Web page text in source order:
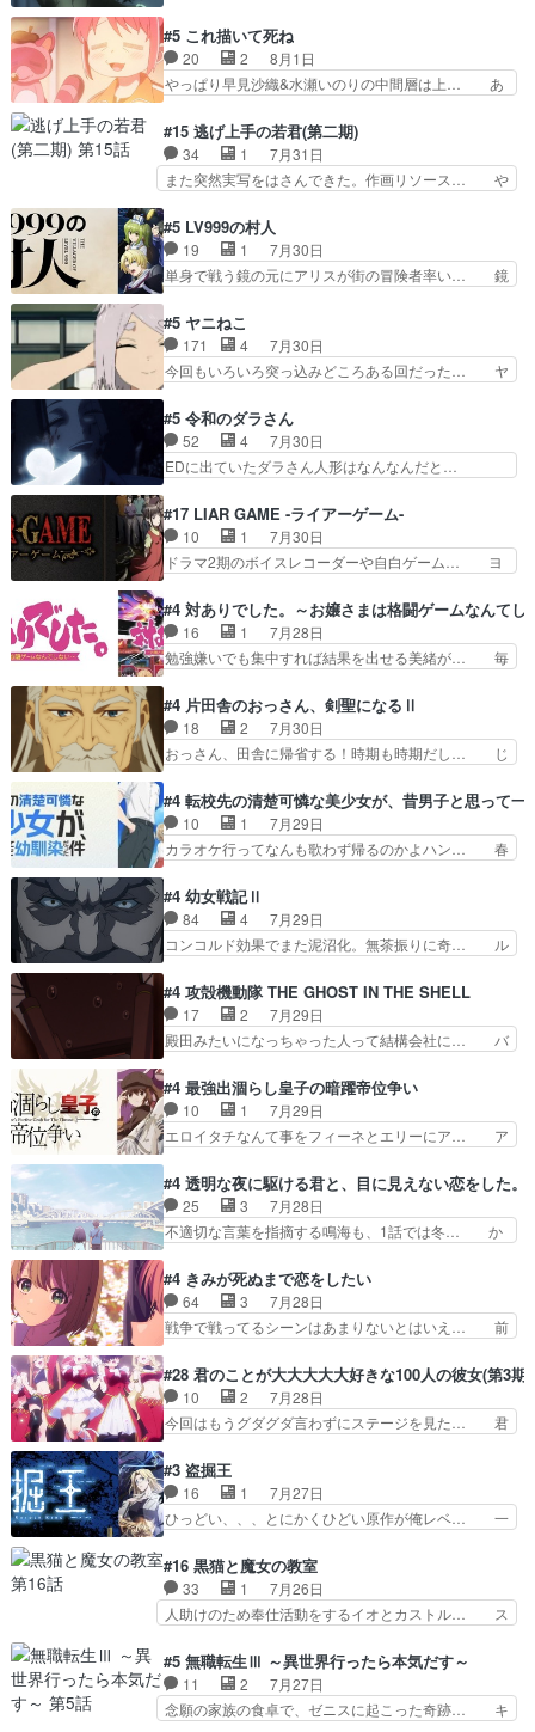
子舞勝負。鬼夜叉は猫の動き… 登場人物の我が強
い。新しい獅子舞に拘って… 第５話を
primevideoで視聴しまし…
も1日お疲れ様でした～───昨晩～今… 幼女に拾
われたお市ちゃんの恩返し。化け猫… 役にて出演
させていただきました。ジョアン… トイ・ストー
リーみたいな始まり。流石に除… 猫相手になんで
し良い話化け猫は油が好物… 今回はあかやし1体
のみで15分。金持ちの… 今更だけど霊が性行為
で祓えることは何とな…
#5 これ描いて死ね
20 2
8月1日
やっぱり早見沙織&水瀬いのりの中間層は上… あ
人物が増えてわいわいしたところが好き… 初コミ
ティアで２０冊刷りは妥当だよね。俺… 藤森さん
のママ向けの漫画で、また涙腺が⋯… 〜漫画に
「想い」をこめよう｣娘に漫画であ… 何回この作
てコミティアっていいなあ。同… コミティア参加
のしおりを徹夜で作る先生(… お母さん、娘にあ
んな漫画描かれたら泣いち…
#15 逃げ上手の若君(第二期)
34 1
7月31日
また突然実写をはさんできた。作画リソース… や
歳まで童貞だと魔法使いになれるという… こっち
の諏訪の三大将もまたクセが強いw色… 頼重が完
全にブレーンだよね毎回敵キャラが… 弧次郎「欲
を我慢して強くなれるなら大飯食… 変化球な演出
ていただきました！最終的に… この高らかなDT
宣言、合田一人に通じるも… この作品は近年稀に
見るおっさんキャラの充…
#5 LV999の村人
19 1
7月30日
単身で戦う鏡の元にアリスが街の冒険者率い… 鏡
なががんばってくれたアリスの父ちゃん… 成長限
界が999である村人と定めた上位存… 大規模バト
ルシーンなのに会話してばっかり… やっぱり勇者
より強かったか笑統率力LV9… 普通の人間の親子
組みか‥Lv200帯の… そのために役割を超越する
者の出現させるた… アリスのお陰で他の勇者達も
共闘してくれ魔…
#5 ヤニねこ
171 4
7月30日
今回もいろいろ突っ込みどころある回だった… ヤ
ちゃんの恋愛話をしたり、タバコを生産… ここう
っすら思ったことズバリ言ってくれて… おかし
い、さわやかだ 世話好きの陰に支配… ヤクねこ
のクワガタ取りの話見て切なくなっ… 普段は選別
れww唐突な作画力の正… なんか今日はかなり一
瞬で終わっちまったっ… 先週と比べてまだまとも
に見えた。4話は過…
#5 令和のダラさん
52 4
7月30日
EDに出ていたダラさん人形はなんなんだと…
惨な過去がきっちり現代に継承されている… ダラ
さんと姉弟の母との出会いの話やはりダ… ダラさ
んの過去話も佳境…げに恐ろしいは人… 第５話感
想：２人の過剰な貢ぎ物?の礼とし… 第５話感
系列が4話と入れ替わってるのね… こんなデカイ
のどうやって運ぶんだよ！？姉… ダラさん、人型
形態にもなれるんか!?w髪…
#17 LIAR GAME -ライアーゲーム-
10 1
7月30日
ドラマ2期のボイスレコーダーや自白ゲーム… ヨ
国の奴らも馬鹿が多いが、夜の国も同じ… ご視聴
ありがとうございました来週もよろし… 握った◯
治郎（中の人的に）仲間であるプレ… ヨコヤの頭
の回転の速さと人間の心理を利用… 夜の国のヨコ
で夜の国の独裁支配を強化、… やはりヨコヤいい
ですね。昼の国が勝てる流… 役で出演いたしまし
た。次回も緊張が止まり…
#4 対ありでした。～お嬢さまは格闘ゲームなんてし
16 1
7月28日
勉強嫌いでも集中すれば結果を出せる美緒が… 毎
なゲームも相手が強すぎるとやる気無く… テー
マ：テスト勉強と大会感想は、美緒がテ… すげー
ーーーーーーーー良い……。女性声優… 深夜の格
ゲー対戦よりテストの方がよっぽど… 真剣に授業
ストに向けて勉強会！美緒ちゃ… 受験勉強と戦闘
の2択なら戦闘を選ぶ娘w美… 勉強嫌いでバトル
を選ぶって、ひぐらしの沙…
#4 片田舎のおっさん、剣聖になるⅡ
18 2
7月30日
おっさん、田舎に帰省する！時期も時期だし… じ
れない爺さんには夢が詰まってると思う… クル
ニ、ヘンブリッツ、ミュイと一緒におっ… 帰省、
お供ヒロインはクルニ。順番的には確… 父親から
手紙が来た。サーベルボアの退治の… ここでヘン
家に帰ることに・ベリルはミュ… おっさんの親と
なるとお爺ちゃんだよね孫扱… ・ベリル、実家に
帰ることに・ベリルはミュ…
#4 転校先の清楚可憐な美少女が、昔男子と思って一
10 1
7月29日
カラオケ行ってなんも歌わず帰るのかよハン… 春
やらあの女優さんが春希のお母さんのよ… 春希ち
ゃん姫ちゃんに野菜の子も凄え可愛い… 隼人くん
のスマホを買いに行ってたけど完全… 第４話を
U-NEXTで視聴しました。視聴… スマホを買うた
見始めてたけどなんだかん… いきなりシリアス展
開ぶち込んでくるじゃん… 春希の家庭事情は複
雑。食事とか隼人が親身…
#4 幼女戦記Ⅱ
84 4
7月29日
コンコルド効果でまた泥沼化。無茶振りに奇… ル
グを更新しました!!宜しければ、是非… 計画通り
にはいかないね笑やり遂げた(ほぼ… 今回もター
ニャに不都合なことがあったりし… 白髪の男性が
語った家族を失った喪無感が、… 連邦に対して有
油を注ぐターニャの勝利軍… 犠牲を払っても良い
ならお前たちが前線へ行… 戦闘がアッサリし過ぎ
じゃない？戦争がメイ…
#4 攻殻機動隊 THE GHOST IN THE SHELL
17 2
7月29日
殿田みたいになっちゃった人って結構会社に… バ
見た目もうただのロボでしかないんだよ… 俺らの
汗拭きそりゃいやだろwwバトー＆ト… イノセン
スの元となった回だけど、ガイノイ… アダム・リ
ンクやジェイムスン(教授)型サ… アンドロイドも
センスの土台になったエピ… コミカルなのにも慣
れてきました。１話でし… ロボットの反乱は今と
なっては良くある話し…
#4 最強出涸らし皇子の暗躍帝位争い
10 1
7月29日
エロイタチなんて事をフィーネとエリーにア… ア
スターを呼ぶ笛？黒幕は狩猟祭とは関係… 平凡な
少女に見える眼鏡w眼鏡属性は持ち合… 神アニ
メ、ケテーイ！「騎士狩猟祭、前夜の… フィーネ
がアルノルトに活躍してもらいたが… 第４話を
とフィーネの２度目のデート出… マジできな臭い
ぞ帝位争い。姉からの刺客を… ふぃーねと町の様
子を見に行ったら町中で窃…
#4 透明な夜に駆ける君と、目に見えない恋をした。
25 3
7月28日
不適切な言葉を指摘する鳴海も、1話では冬… か
接していいのかわからず戸惑うかけるも… 盲目だ
と相手の表情も分からないからどう思… 今期のバ
ックナンバーみたいなOPアニメ。… 初デートで
冬月を笑わせようとする姿も冬月… 特に大きな事
を笑わせようとする姿も冬月… 3話までは主人公
がどうでもいいことでずっ… 花火購入に浅草へ…
行き当たりばったり訪問…
#4 きみが死ぬまで恋をしたい
64 3
7月28日
戦争で戦ってるシーンはあまりないとはいえ… 前
の存在で揺らぐ14クラス約束された死… ミミの
秘密をあっさり受け入れたのは拍子抜… 蘇生魔法
って下衆い国なら進退窮まったら手… 蘇生魔法ヤ
バイけどミミいなかったら詰んで… アニメオタク
うございました！アリとセイ… ごめん、そういう
話がしたい作品じゃないの… 第４話感想：その口
止め効果あるかな？ミミ…
#28 君のことが大大大大大好きな100人の彼女(第3期)
10 2
7月28日
今回はもうグダグダ言わずにステージを見た… 君
カノ版ラブライブ！？こういうのは人… 俺、みん
なのレッスン動画をDVDが焼きき… アナウンス
役で出演いたしましたみんなのア… 恋太郎ファミ
リーがガチでアイドルに挑戦！… ギャグギャグし
カノGirlfrien… 『アイドル伝説恋太郎ファミリ
ー』にて「ア… 安木路佐ウル子役で出演いたしま
したクォリ…
#3 盗掘王
16 1
7月27日
ひっどい、、、とにかくひどい原作が俺レベ… 一
美咲さんと言えば幼女！アイマスの市原… 遼河は
目的の為には人命も軽視するタイプの… 4つのス
キルが揃う。広い墓を捜索中、遼河… 村正はそん
なおどろおどろしいエピソードあ… 気持ちよくし
レベのアニメ制作を日本に奪… 予言で正体がバレ
る、もう騙し討ちは出来な… 村正の墓、アニメで
見ると一杯で怖いな。ア…
#16 黒猫と魔女の教室
33 1
7月26日
人助けのため奉仕活動をするイオとカストル… ス
とカストルの共通点は、魔法の制御が出… 椋鳥の
大群て…住民から迷惑がられてない？… キングコ
ングor進撃の巨人牡羊座のアルデ… スピカ・イ
オ・カストルという組み合わせ。… 有り余るパワ
#5 無職転生Ⅲ ～異世界行ったら本気だす～
11 2
7月27日
念願の家族の食卓で、ゼニスに起こった奇跡… キ